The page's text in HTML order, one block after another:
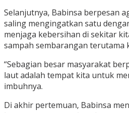
Selanjutnya, Babinsa berpesan
saling mengingatkan satu
menjaga kebersihan di sekitar
sampah sembarangan terutama
“Sebagian besar masyarakat
laut adalah tempat kita untuk
imbuhnya.
Di akhir pertemuan, Babinsa